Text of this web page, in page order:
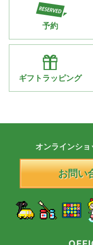
予約
ギフトラッピング
オンラインショ
お問い